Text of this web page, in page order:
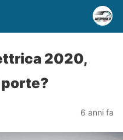
2020,
6 anni fa